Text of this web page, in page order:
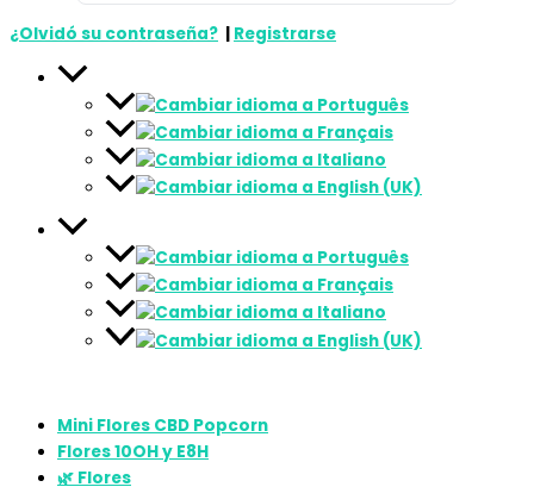
¿Olvidó su contraseña? | Registrarse
Mini Flores CBD Popcorn
Flores 10OH y E8H
🌿 Flores